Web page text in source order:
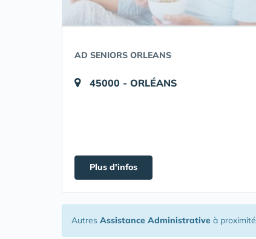
AD SENIORS ORLEANS
45000 - ORLÉANS
Plus d'infos
Autres Assistance Administrative à proximité